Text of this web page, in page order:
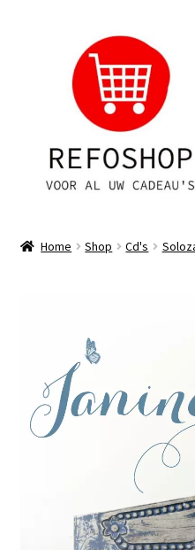
navigatie
Nieuws
Home Shop Cd's